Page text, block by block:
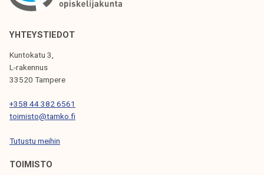
K
E
L
I
E
N
S
E
L
YHTEYSTIEDOT
Kuntokatu 3,
L-rakennus
33520 Tampere
+358 44 382 6561
toimisto@tamko.fi
Tutustu meihin
TOIMISTO